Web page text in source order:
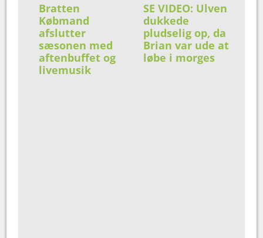
Bratten
Købmand
afslutter
sæsonen med
aftenbuffet og
livemusik
SE VIDEO: Ulven
dukkede
pludselig op, da
Brian var ude at
løbe i morges